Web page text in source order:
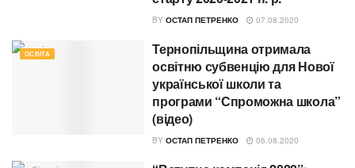
BY ОСТАП ПЕТРЕНКО 07.08.2020
ОСВІТА
Тернопільщина отримала
освітню субвенцію для Нової
української школи та
програми “Спроможна школа”
(відео)
BY ОСТАП ПЕТРЕНКО 06.08.2020